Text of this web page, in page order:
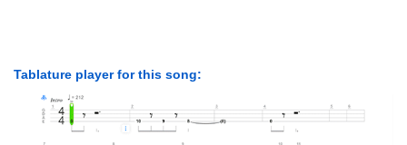
Tablature player for this song: